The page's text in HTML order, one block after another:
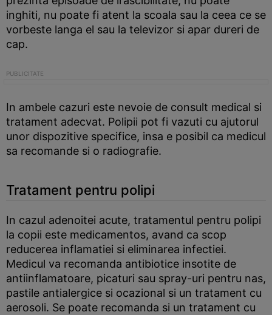
inghiti, nu poate fi atent la scoala sau la ceea ce se
vorbeste langa el sau la televizor si apar dureri de
cap.
In ambele cazuri este nevoie de consult medical si
tratament adecvat. Polipii pot fi vazuti cu ajutorul
unor dispozitive specifice, insa e posibil ca medicul
sa recomande si o radiografie.
Tratament pentru polipi
In cazul adenoitei acute, tratamentul pentru polipi
la copii este medicamentos, avand ca scop
reducerea inflamatiei si eliminarea infectiei.
Medicul va recomanda antibiotice insotite de
antiinflamatoare, picaturi sau spray-uri pentru nas,
pastile antialergice si ocazional si un tratament cu
aerosoli. Se poate recomanda si un tratament cu